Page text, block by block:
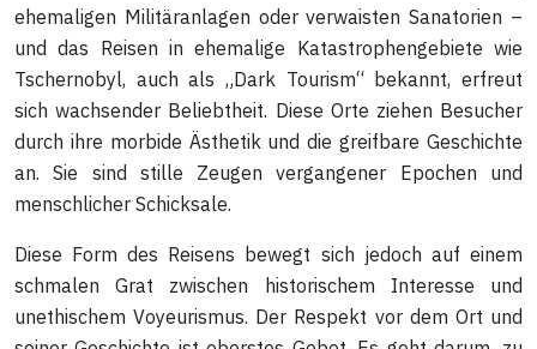
ehemaligen Militäranlagen oder verwaisten Sanatorien –
und das Reisen in ehemalige Katastrophengebiete wie
Tschernobyl, auch als „Dark Tourism“ bekannt, erfreut
sich wachsender Beliebtheit. Diese Orte ziehen Besucher
durch ihre morbide Ästhetik und die greifbare Geschichte
an. Sie sind stille Zeugen vergangener Epochen und
menschlicher Schicksale.
Diese Form des Reisens bewegt sich jedoch auf einem
schmalen Grat zwischen historischem Interesse und
unethischem Voyeurismus. Der Respekt vor dem Ort und